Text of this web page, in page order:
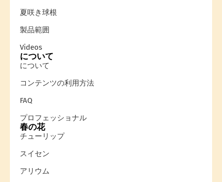
夏咲き球根
製品範囲
Videos
について
について
コンテンツの利用方法
FAQ
プロフェッショナル
春の花
チューリップ
スイセン
アリウム